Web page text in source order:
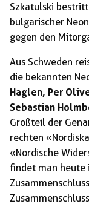
Szkatulski
bulgarischer
gegen den
Aus Schweden
die bekannten
Haglen, Per
Sebastian
Großteil der
rechten
«Nordische
findet man heute